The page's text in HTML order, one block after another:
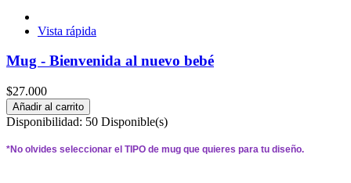
Vista rápida
Mug - Bienvenida al nuevo bebé
$27.000
Añadir al carrito
Disponibilidad: 50 Disponible(s)
*No olvides seleccionar el TIPO de mug que quieres para tu diseño.